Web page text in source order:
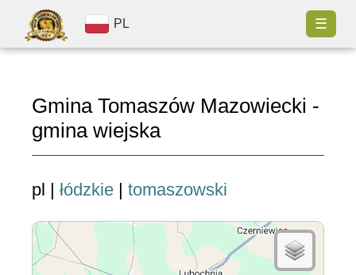
PL ☰
Gmina Tomaszów Mazowiecki -
gmina wiejska
pl | łódzkie | tomaszowski